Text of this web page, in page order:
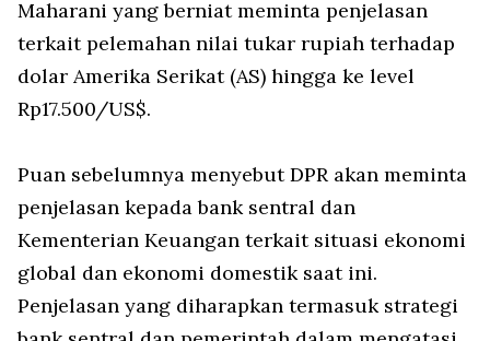
Maharani yang berniat meminta penjelasan
terkait pelemahan nilai tukar rupiah terhadap
dolar Amerika Serikat (AS) hingga ke level
Rp17.500/US$.
Puan sebelumnya menyebut DPR akan meminta
penjelasan kepada bank sentral dan
Kementerian Keuangan terkait situasi ekonomi
global dan ekonomi domestik saat ini.
Penjelasan yang diharapkan termasuk strategi